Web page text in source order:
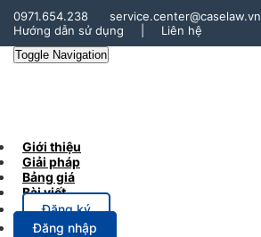
0971.654.238
service.center@caselaw.vn
Hướng dẫn sử dụng
Liên hệ
Toggle Navigation
Giới thiệu
Giải pháp
Bảng giá
Bài viết
Đăng ký
Đăng nhập